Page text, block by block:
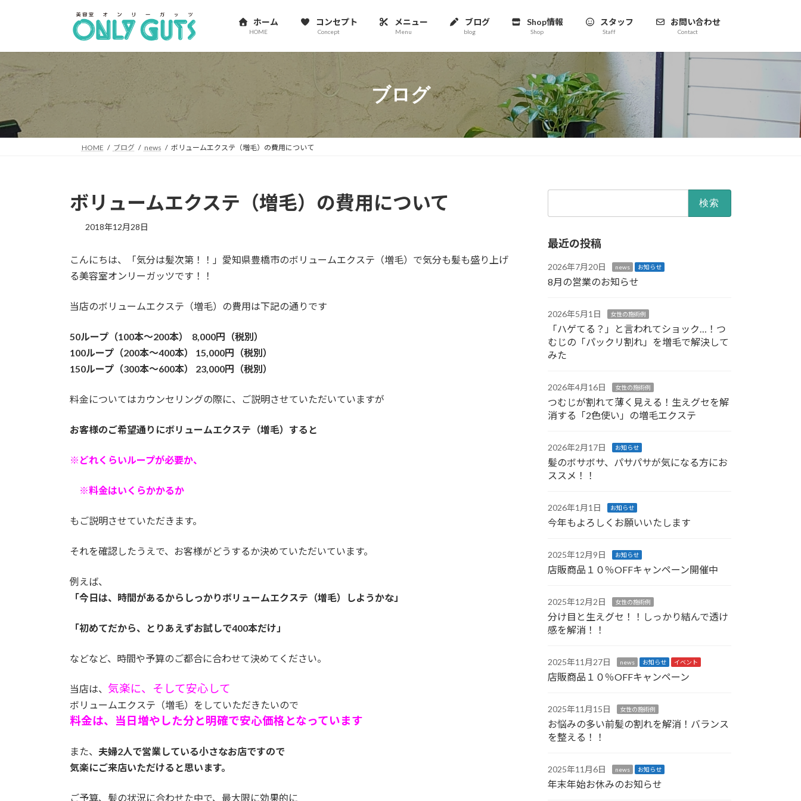
ン
へ
ッ
プ
ー
ョ
移
動
ホーム
HOME
コンセプト
Concept
メニュー
Menu
ブログ
blog
Shop情報
Shop
スタッフ
Staff
お問い合わせ
Contact
ブログ
HOME ブログ news ボリュームエクステ（増毛）の費用について
ボリュームエクステ（増毛）の費用について
2018年12月28日
こんにちは、「気分は髪次第！！」愛知県豊橋市のボリュームエクステ（増毛）で気分も髪も盛り上げ
る美容室オンリーガッツです！！
当店のボリュームエクステ（増毛）の費用は下記の通りです
50ループ（100本～200本） 8,000円（税別）
100ループ（200本～400本） 15,000円（税別）
150ループ（300本～600本） 23,000円（税別）
料金についてはカウンセリングの際に、ご説明させていただいていますが
お客様のご希望通りにボリュームエクステ（増毛）すると
※どれくらいループが必要か、
※料金はいくらかかるか
もご説明させていただきます。
それを確認したうえで、お客様がどうするか決めていただいています。
例えば、
「今日は、時間があるからしっかりボリュームエクステ（増毛）しようかな」
「初めてだから、とりあえずお試しで400本だけ」
などなど、時間や予算のご都合に合わせて決めてください。
当店は、 気楽に、そして安心して
ボリュームエクステ（増毛）をしていただきたいので
料金は、当日増やした分と明確で安心価格となっています
また、 夫婦2人で営業している小さなお店ですので
気楽にご来店いただけると思います。
ご予算、髪の状況に合わせた中で、最大限に効果的に
最近の投稿
2026年7月20日 news お知らせ
8月の営業のお知らせ
2026年5月1日 女性の施術例
「ハゲてる？」と言われてショック…！つ
むじの「パックリ割れ」を増毛で解決して
みた
2026年4月16日 女性の施術例
つむじが割れて薄く見える！生えグセを解
消する「2色使い」の増毛エクステ
2026年2月17日 お知らせ
髪のボサボサ、パサパサが気になる方にお
ススメ！！
2026年1月1日 お知らせ
今年もよろしくお願いいたします
2025年12月9日 お知らせ
店販商品１０％OFFキャンペーン開催中
2025年12月2日 女性の施術例
分け目と生えグセ！！しっかり結んで透け
感を解消！！
2025年11月27日 news お知らせ イベント
店販商品１０％OFFキャンペーン
2025年11月15日 女性の施術例
お悩みの多い前髪の割れを解消！バランス
を整える！！
2025年11月6日 news お知らせ
年末年始お休みのお知らせ